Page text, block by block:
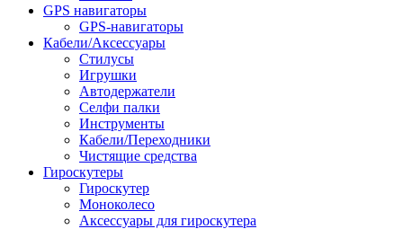
GPS навигаторы
GPS-навигаторы
Кабели/Аксессуары
Стилусы
Игрушки
Автодержатели
Селфи палки
Инструменты
Кабели/Переходники
Чистящие средства
Гироскутеры
Гироскутер
Моноколесо
Аксессуары для гироскутера